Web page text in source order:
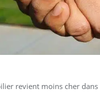
revient moins cher